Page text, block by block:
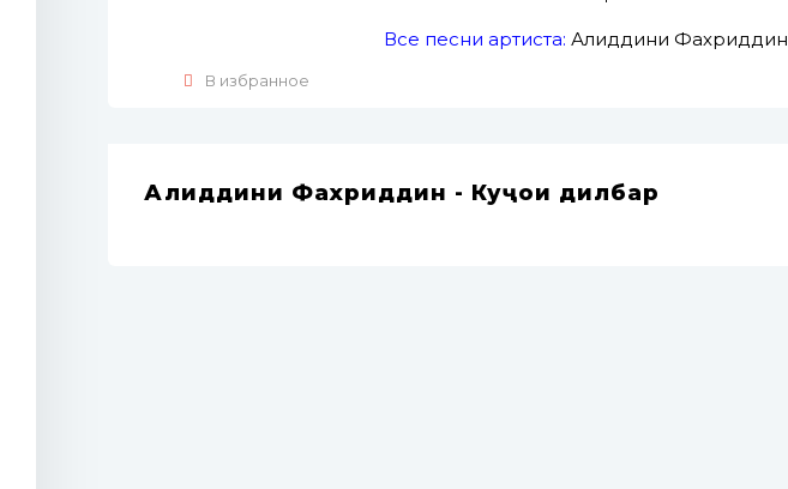
В избранное
Все песни артиста: Аҳлиддини Фахриддин
Аҳлиддини Фахриддин - Куҷои дилбар